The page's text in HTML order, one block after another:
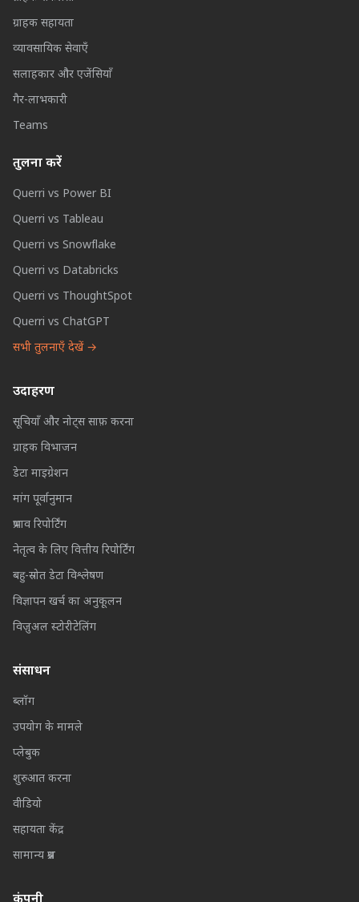
ग्राहक सहायता
व्यावसायिक सेवाएँ
सलाहकार और एजेंसियाँ
गैर-लाभकारी
Teams
तुलना करें
Querri vs Power BI
Querri vs Tableau
Querri vs Snowflake
Querri vs Databricks
Querri vs ThoughtSpot
Querri vs ChatGPT
सभी तुलनाएँ देखें →
उदाहरण
सूचियाँ और नोट्स साफ़ करना
ग्राहक विभाजन
डेटा माइग्रेशन
मांग पूर्वानुमान
प्रभाव रिपोर्टिंग
नेतृत्व के लिए वित्तीय रिपोर्टिंग
बहु-स्रोत डेटा विश्लेषण
विज्ञापन खर्च का अनुकूलन
विज़ुअल स्टोरीटेलिंग
संसाधन
ब्लॉग
उपयोग के मामले
प्लेबुक
शुरुआत करना
वीडियो
सहायता केंद्र
सामान्य प्रश्न